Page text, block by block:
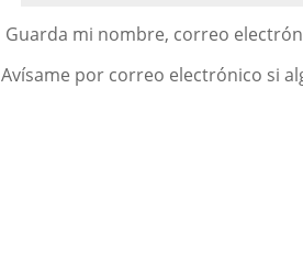
Guarda mi nombre, correo
Avísame por correo electrónico si